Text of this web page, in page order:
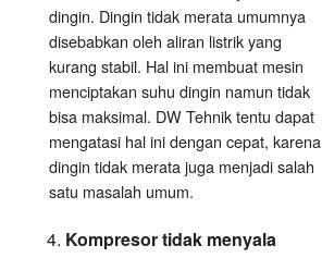
dingin. Dingin tidak merata umumnya
disebabkan oleh aliran listrik yang
kurang stabil. Hal ini membuat mesin
menciptakan suhu dingin namun tidak
bisa maksimal. DW Tehnik tentu dapat
mengatasi hal ini dengan cepat, karena
dingin tidak merata juga menjadi salah
satu masalah umum.
Kompresor tidak menyala